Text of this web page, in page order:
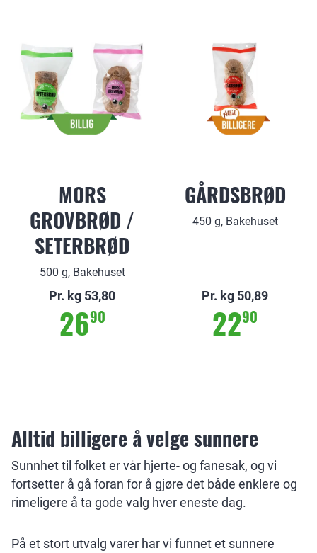
MORS
GROVBRØD /
SETERBRØD
500 g, Bakehuset
Pr. kg 53,80
2690
GÅRDSBRØD
450 g, Bakehuset
Pr. kg 50,89
2290
Alltid billigere å velge sunnere
Sunnhet til folket er vår hjerte- og fanesak, og vi
fortsetter å gå foran for å gjøre det både enklere og
rimeligere å ta gode valg hver eneste dag.
På et stort utvalg varer har vi funnet et sunnere